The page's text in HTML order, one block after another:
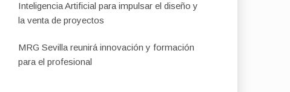
Inteligencia Artificial para impulsar el diseño y
la venta de proyectos
MRG Sevilla reunirá innovación y formación
para el profesional